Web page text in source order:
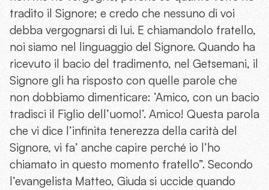
tradito il Signore; e credo che nessuno di voi
debba vergognarsi di lui. E chiamandolo fratello,
noi siamo nel linguaggio del Signore. Quando ha
ricevuto il bacio del tradimento, nel Getsemani, il
Signore gli ha risposto con quelle parole che
non dobbiamo dimenticare: ‘Amico, con un bacio
tradisci il Figlio dell’uomo!’. Amico! Questa parola
che vi dice l’infinita tenerezza della carità del
Signore, vi fa’ anche capire perché io l’ho
chiamato in questo momento fratello”. Secondo
l’evangelista Matteo, Giuda si uccide quando